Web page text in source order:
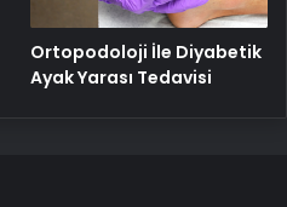
Ortopodoloji İle Diyabetik
Ayak Yarası Tedavisi